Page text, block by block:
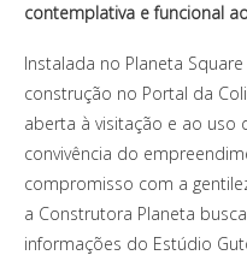
contemplativa e funcional
Instalada no Planeta
construção no Portal da
aberta à visitação e ao uso
convivência do
compromisso com a
a Construtora Planeta
informações do Estúdio